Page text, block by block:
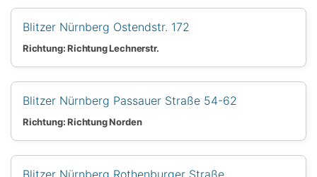
Blitzer Nürnberg Ostendstr. 172
Richtung: Richtung Lechnerstr.
Blitzer Nürnberg Passauer Straße 54-62
Richtung: Richtung Norden
Blitzer Nürnberg Rothenburger Straße